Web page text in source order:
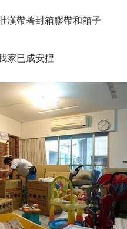
漢帶著封箱膠帶和箱子
家已成安捏